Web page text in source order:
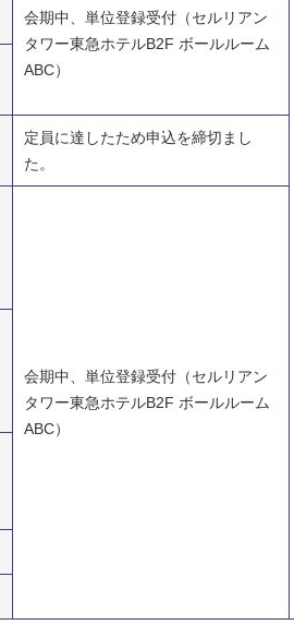
会期中、単位登録受付（セルリアン
タワー東急ホテルB2F ボールルーム
ABC）
定員に達したため申込を締切まし
た。
会期中、単位登録受付（セルリアン
タワー東急ホテルB2F ボールルーム
ABC）